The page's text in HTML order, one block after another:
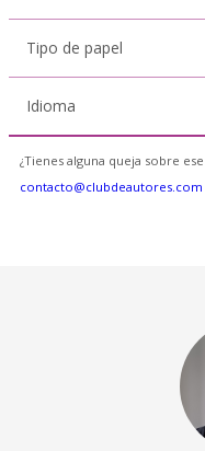
Tipo de papel
Idioma
¿Tienes alguna queja sobre
contacto@clubdeautores.com